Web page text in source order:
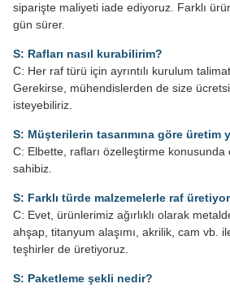
siparişte maliyeti iade ediyoruz. Farklı
gün sürer.
S: Rafları nasıl kurabilirim?
C: Her raf türü için ayrıntılı kurulum
Gerekirse, mühendislerden de size
isteyebiliriz.
S: Müşterilerin tasarımına göre üretim
C: Elbette, rafları özelleştirme
sahibiz.
S: Farklı türde malzemelerle raf
C: Evet, ürünlerimiz ağırlıklı olarak
ahşap, titanyum alaşımı, akrilik, cam vb.
teşhirler de üretiyoruz.
S: Paketleme şekli nedir?